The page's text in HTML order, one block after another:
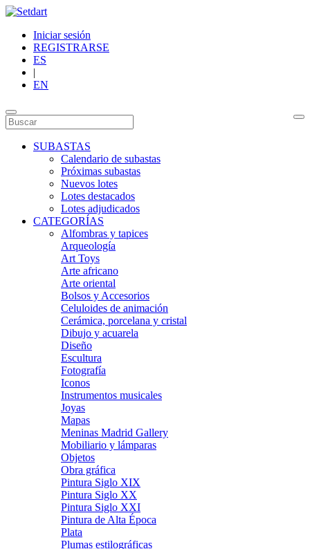
Iniciar sesión
REGISTRARSE
ES
|
EN
SUBASTAS
Calendario de subastas
Próximas subastas
Nuevos lotes
Lotes destacados
Lotes adjudicados
CATEGORÍAS
Alfombras y tapices
Arqueología
Art Toys
Arte africano
Arte oriental
Bolsos y Accesorios
Celuloides de animación
Cerámica, porcelana y cristal
Dibujo y acuarela
Diseño
Escultura
Fotografía
Iconos
Instrumentos musicales
Joyas
Mapas
Meninas Madrid Gallery
Mobiliario y lámparas
Objetos
Obra gráfica
Pintura Siglo XIX
Pintura Siglo XX
Pintura Siglo XXI
Pintura de Alta Época
Plata
Plumas estilográficas